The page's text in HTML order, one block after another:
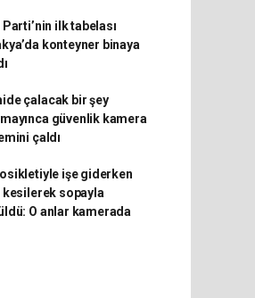
Parti’nin ilk tabelası
konteyner binaya
çalacak bir şey
güvenlik kamera
çaldı
işe giderken
kesilerek sopayla
O anlar kamerada